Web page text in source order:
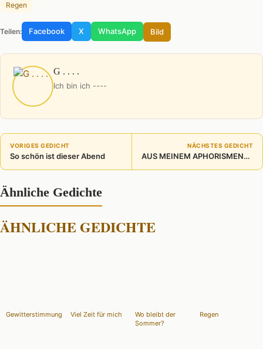
Regen
Teilen: Facebook X WhatsApp Bild
G . . . .
Ich bin ich ----
VORIGES GEDICHT
So schön ist dieser Abend
NÄCHSTES GEDICHT
AUS MEINEM APHORISMENTEMPEL
Ähnliche Gedichte
ÄHNLICHE GEDICHTE
Gewitterstimmung Viel Zeit für mich
Wo bleibt der
Sommer?
Regen